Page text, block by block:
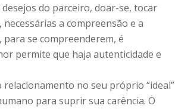
do parceiro, doar-se, tocar
a compreensão e a
para se compreenderem, é
permite que haja autenticidade e
relacionamento no seu próprio “ideal”
para suprir sua carência. O